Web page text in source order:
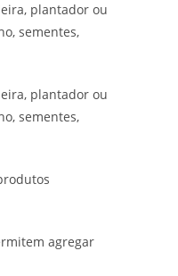
plantador ou
sementes,
plantador ou
sementes,
agregar